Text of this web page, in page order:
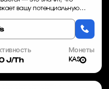
вашу потенциальную
J/Th
Монеты
KAS